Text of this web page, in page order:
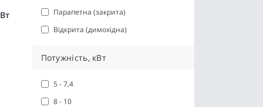
Парапетна (закрита)
Відкрита (димохідна)
Потужність, кВт
5 - 7,4
8 - 10